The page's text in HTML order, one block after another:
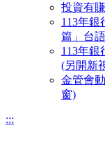
投資有
113年銀
篇」台
113年銀
(另開新
金管會
窗)
:::